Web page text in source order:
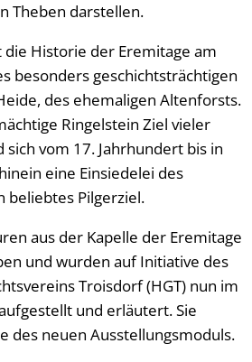
Theben darstellen.
Historie der Eremitage am
besonders geschichtsträchtigen
des ehemaligen Altenforsts.
Ringelstein Ziel vieler
vom 17. Jahrhundert bis in
eine Einsiedelei des
beliebtes Pilgerziel.
aus der Kapelle der Eremitage
und wurden auf Initiative des
Troisdorf (HGT) nun im
und erläutert. Sie
des neuen Ausstellungsmoduls.